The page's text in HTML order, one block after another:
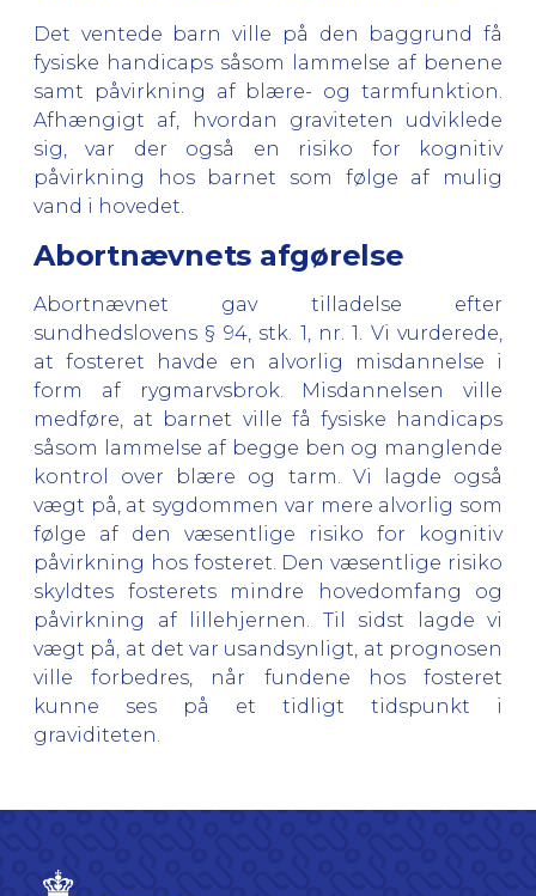
Det ventede barn ville på den baggrund få
fysiske handicaps såsom lammelse af benene
samt påvirkning af blære- og tarmfunktion.
Afhængigt af, hvordan graviteten udviklede
sig, var der også en risiko for kognitiv
påvirkning hos barnet som følge af mulig
vand i hovedet.
Abortnævnets afgørelse
Abortnævnet gav tilladelse efter
sundhedslovens § 94, stk. 1, nr. 1. Vi vurderede,
at fosteret havde en alvorlig misdannelse i
form af rygmarvsbrok. Misdannelsen ville
medføre, at barnet ville få fysiske handicaps
såsom lammelse af begge ben og manglende
kontrol over blære og tarm. Vi lagde også
vægt på, at sygdommen var mere alvorlig som
følge af den væsentlige risiko for kognitiv
påvirkning hos fosteret. Den væsentlige risiko
skyldtes fosterets mindre hovedomfang og
påvirkning af lillehjernen. Til sidst lagde vi
vægt på, at det var usandsynligt, at prognosen
ville forbedres, når fundene hos fosteret
kunne ses på et tidligt tidspunkt i
graviditeten.